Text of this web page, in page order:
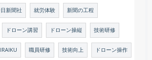
新聞社 就労体験 新聞の工程
ドローン講習 ドローン操縦 技術研修
職員研修 技術向上 ドローン操作